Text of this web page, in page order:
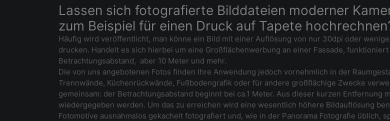
Lassen sich fotografierte Bilddateien moderner
zum Beispiel für einen Druck auf Tapete
Häufig wird veröffentlicht, man könne ein Bild mit einer Auflösung von nur 30dpi oder
drucken. Handelt es sich hierbei um eine Großflächenwerbung an einer Fassade,
Betrachtungsabstand, aber 10 Meter und mehr.
Die von uns angebotenen Fotos finden Ihre Anwendung jedoch vornehmlich in der
Trennwände, Küchenrückwände, Fußbodengrafik oder für andere großflächige Zwecke
gemeinsam: der Betrachtungsabstand beginnt bei ca.1 Meter. Aus dieser kurzen Entfernung
wiedergegeben werden. Um das zu erreichen wird eine wesentlich höhere Bildauflösung
Fotomotive ausnahmslos gekachelt fotografiert und, wie in der Panorama Fotografie üblich,